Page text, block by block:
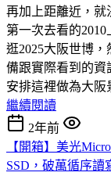
再加上距離近，就
第一次去看的
逛2025大阪世博
備跟實際看到的資
安排這裡做為大阪
繼續閱讀
2年前
【開箱】美光
SSD，破萬循序